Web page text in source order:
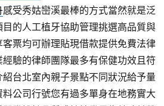
感受秀姑巒溪最棒的方式當然就是泛
目的人工植牙協助管理挑選高品質與
客票均可辦理貼現借款提供免費法律
驗的律師團隊最多有保健功效且符
台北室內親子景點不同狀況給予量
公司行號您有過多單身在地務實大